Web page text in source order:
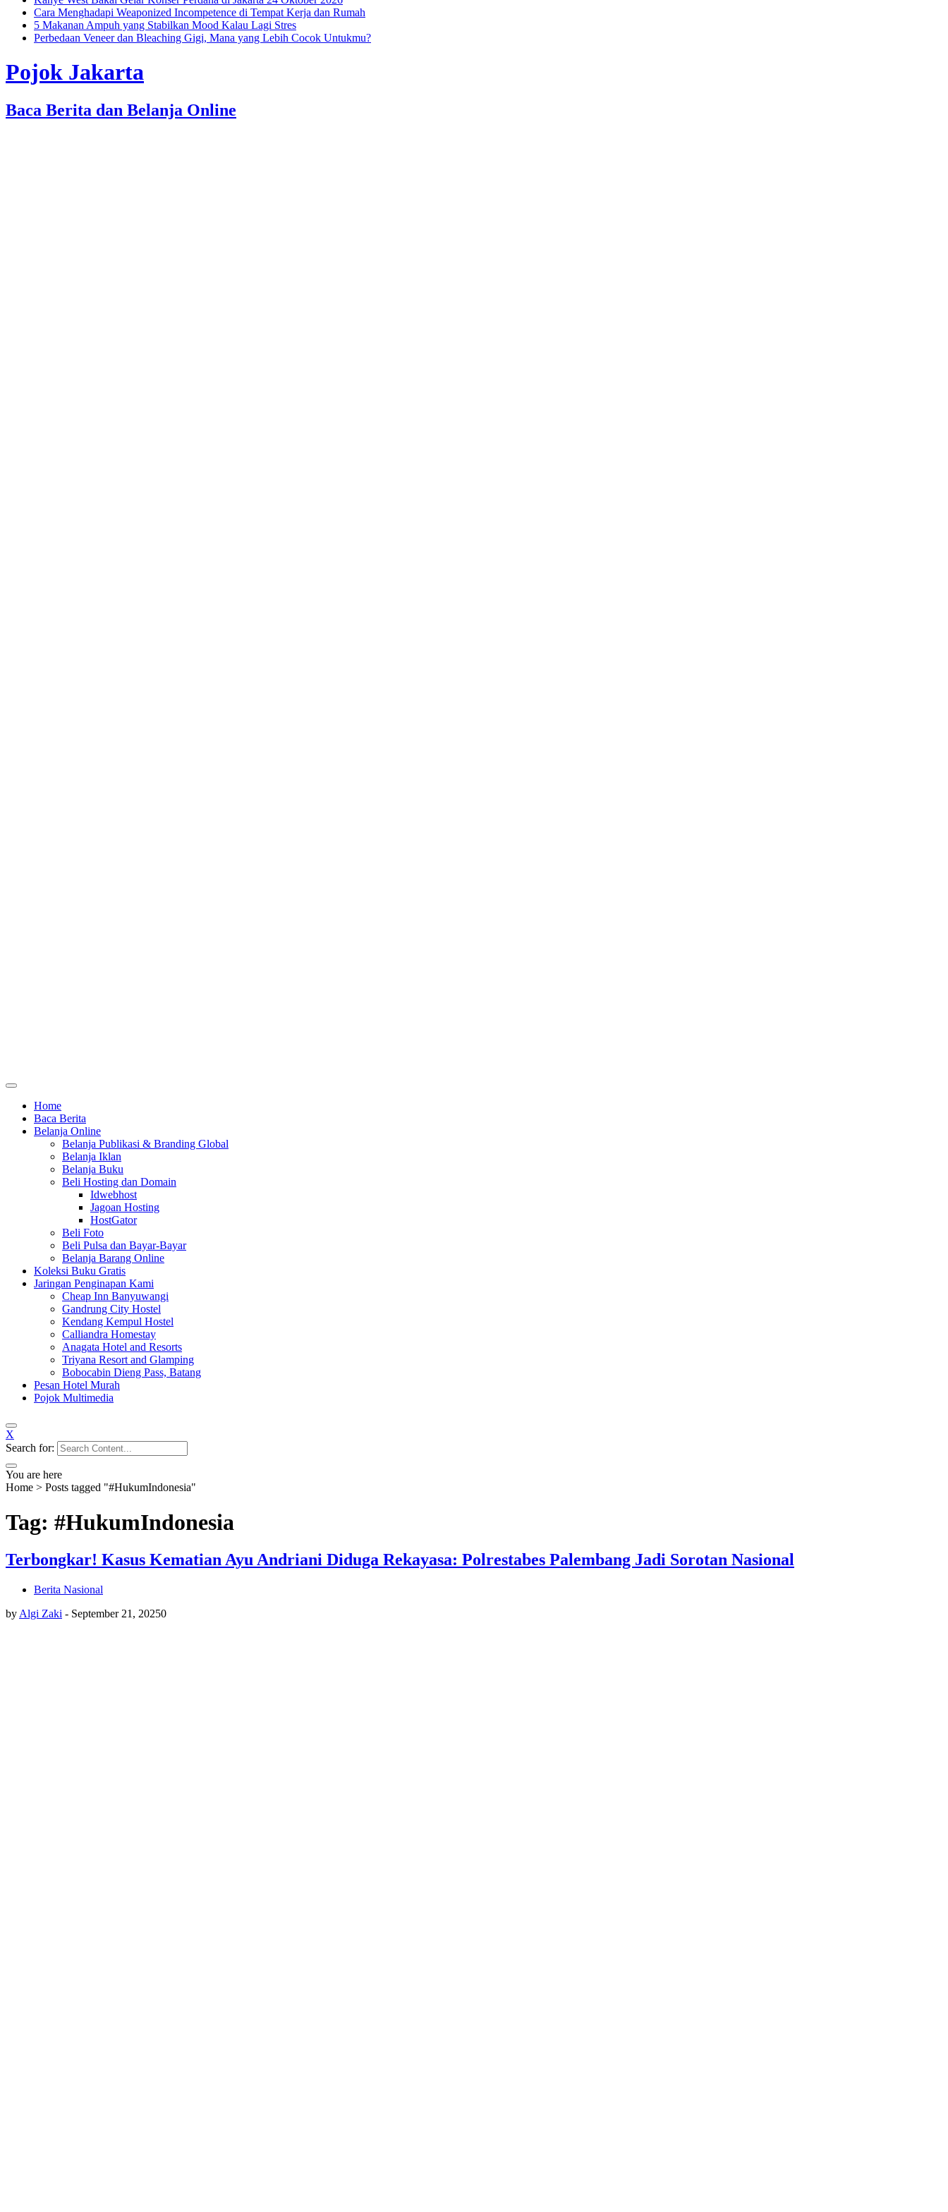
Cara Menghadapi Weaponized Incompetence di Tempat Kerja dan Rumah
5 Makanan Ampuh yang Stabilkan Mood Kalau Lagi Stres
Perbedaan Veneer dan Bleaching Gigi, Mana yang Lebih Cocok Untukmu?
Pojok Jakarta
Baca Berita dan Belanja Online
Home
Baca Berita
Belanja Online
Belanja Publikasi & Branding Global
Belanja Iklan
Belanja Buku
Beli Hosting dan Domain
Idwebhost
Jagoan Hosting
HostGator
Beli Foto
Beli Pulsa dan Bayar-Bayar
Belanja Barang Online
Koleksi Buku Gratis
Jaringan Penginapan Kami
Cheap Inn Banyuwangi
Gandrung City Hostel
Kendang Kempul Hostel
Calliandra Homestay
Anagata Hotel and Resorts
Triyana Resort and Glamping
Bobocabin Dieng Pass, Batang
Pesan Hotel Murah
Pojok Multimedia
X
Search for:
You are here
Home > Posts tagged "#HukumIndonesia"
Tag: #HukumIndonesia
Terbongkar! Kasus Kematian Ayu Andriani Diduga Rekayasa: Polrestabes Palembang Jadi Sorotan Nasional
Berita Nasional
by Algi Zaki - September 21, 20250